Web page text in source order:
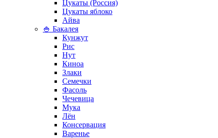
Цукаты (Россия)
Цукаты яблоко
Айва
🍚 Бакалея
Кунжут
Рис
Нут
Киноа
Злаки
Семечки
Фасоль
Чечевица
Мука
Лён
Консервация
Варенье